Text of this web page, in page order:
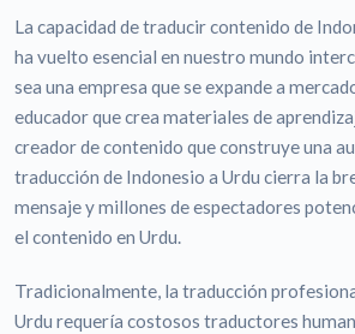
La capacidad de traducir contenido de
ha vuelto esencial en nuestro mundo
sea una empresa que se expande a
educador que crea materiales de
creador de contenido que construye una
traducción de Indonesio a Urdu cierra la
mensaje y millones de espectadores
el contenido en Urdu.
Tradicionalmente, la traducción
Urdu requería costosos traductores